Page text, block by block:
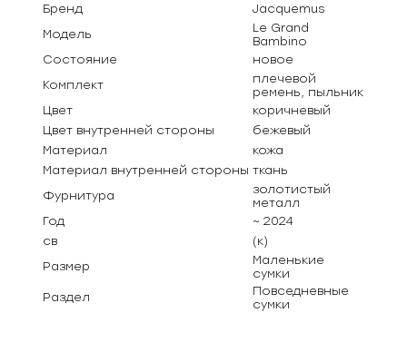
Бренд
Jacquemus
Модель
Le Grand
Bambino
Состояние
новое
Комплект
плечевой
ремень, пыльник
Цвет
коричневый
Цвет внутренней стороны
бежевый
Материал
кожа
Материал внутренней стороны ткань
Фурнитура
золотистый
металл
Год
~ 2024
св
(к)
Размер
Маленькие
сумки
Раздел
Повседневные
сумки